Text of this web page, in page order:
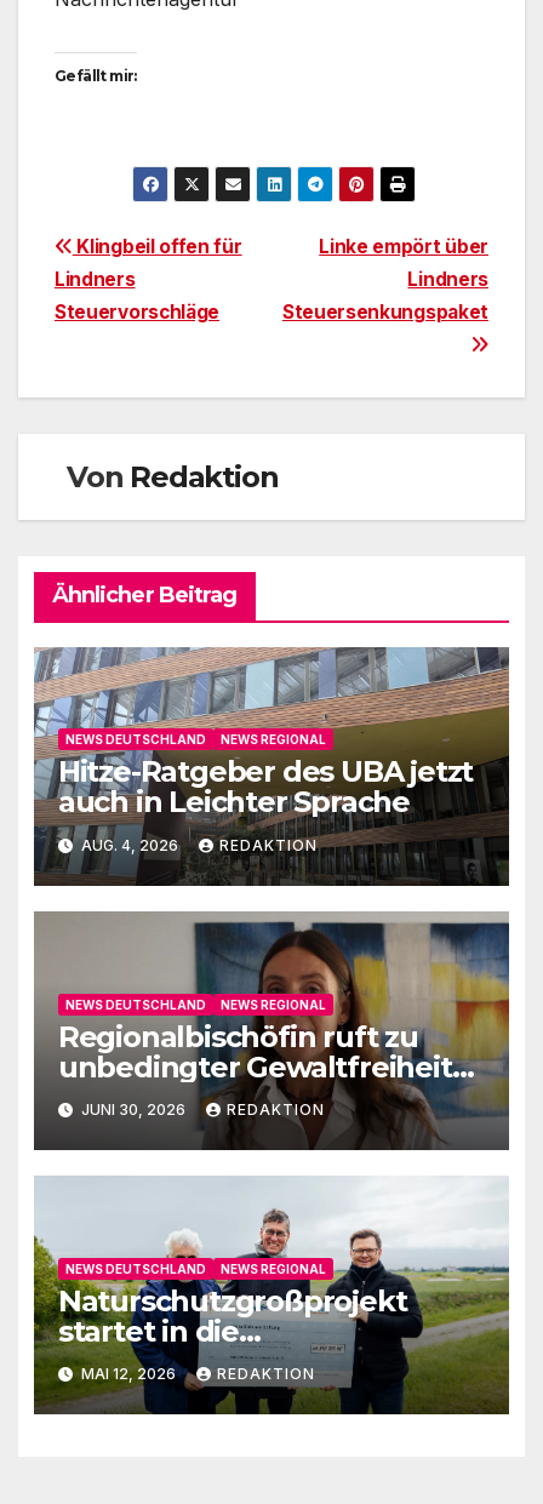
Gefällt mir:
BeitragsnavigationLinke empört über
Lindners
Steuersenkungspaket
Klingbeil offen für
Lindners
Steuervorschläge
Von Redaktion
Ähnlicher Beitrag
NEWS DEUTSCHLAND NEWS REGIONAL
Hitze-Ratgeber des UBA jetzt
auch in Leichter Sprache
AUG. 4, 2026 REDAKTION
NEWS DEUTSCHLAND NEWS REGIONAL
Regionalbischöfin ruft zu
unbedingter Gewaltfreiheit
aufJUNI 30, 2026 REDAKTION
NEWS DEUTSCHLAND NEWS REGIONAL
Naturschutzgroßprojekt
startet in die
Umsetzungsphase
MAI 12, 2026 REDAKTION